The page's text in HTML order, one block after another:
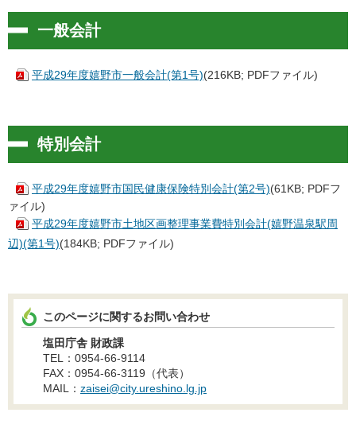
一般会計
平成29年度嬉野市一般会計(第1号)(216KB; PDFファイル)
特別会計
平成29年度嬉野市国民健康保険特別会計(第2号)(61KB; PDFフ
ァイル)
平成29年度嬉野市土地区画整理事業費特別会計(嬉野温泉駅周
辺)(第1号)(184KB; PDFファイル)
このページに関するお問い合わせ
塩田庁舎 財政課
TEL：0954-66-9114
FAX：0954-66-3119（代表）
MAIL： zaisei@city.ureshino.lg.jp